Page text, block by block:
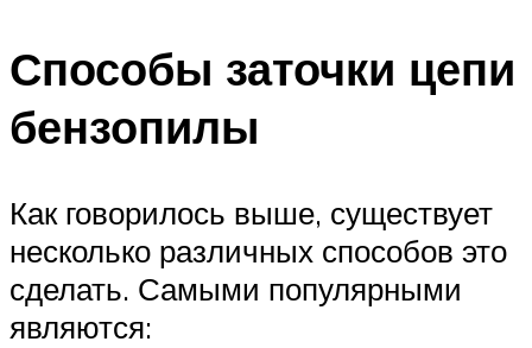
Способы заточки цепи
бензопилы
Как говорилось выше, существует
несколько различных способов это
сделать. Самыми популярными
являются: